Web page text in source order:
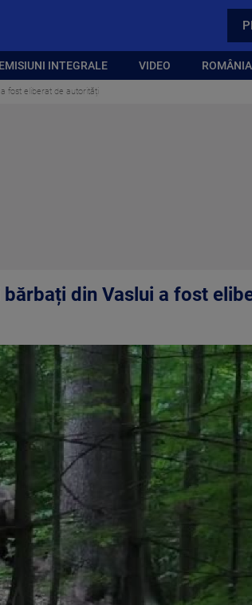
EMISIUNI INTEGRALE VIDEO
fost eliberat de autorități
din Vaslui a fost